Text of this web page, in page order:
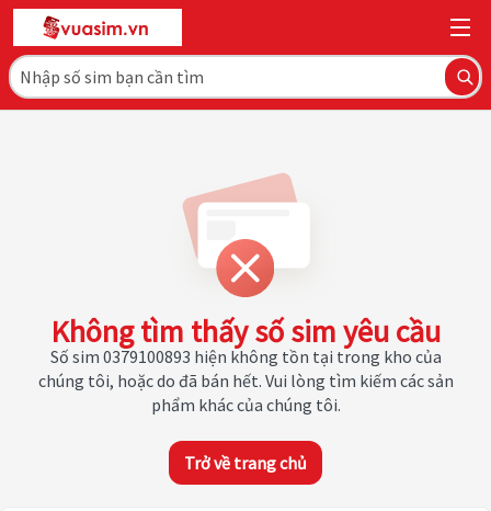
Không tìm thấy số sim yêu cầu
Số sim 0379100893 hiện không tồn tại trong kho của
chúng tôi, hoặc do đã bán hết. Vui lòng tìm kiếm các sản
phẩm khác của chúng tôi.
Trở về trang chủ